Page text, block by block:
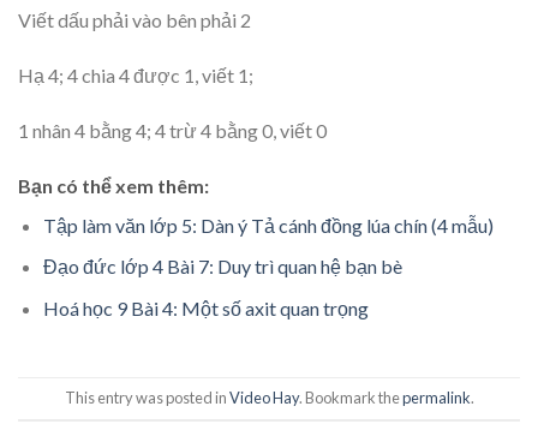
Viết dấu phải vào bên phải 2
Hạ 4; 4 chia 4 được 1, viết 1;
1 nhân 4 bằng 4; 4 trừ 4 bằng 0, viết 0
Bạn có thể xem thêm:
Tập làm văn lớp 5: Dàn ý Tả cánh đồng lúa chín (4 mẫu)
Đạo đức lớp 4 Bài 7: Duy trì quan hệ bạn bè
Hoá học 9 Bài 4: Một số axit quan trọng
This entry was posted inVideo Hay. Bookmark thepermalink.